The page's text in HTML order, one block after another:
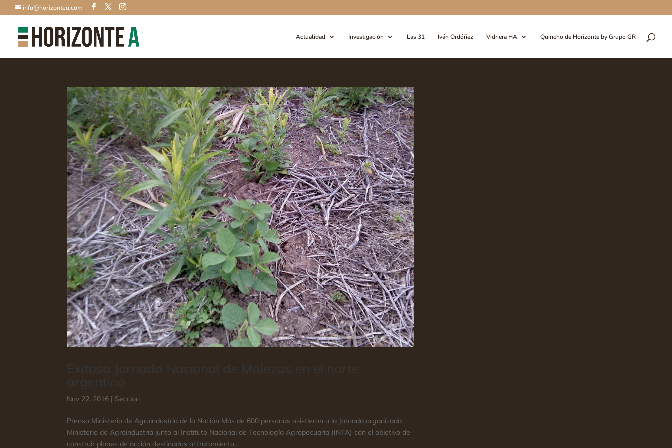
info@horizontea.com
Actualidad Investigación Las 31 Iván Ordóñez Vidriera HA Quincho de Horizonte by Grupo GR
Nov 22, 2016 | Seccion
Prensa Ministerio de Agroindustria de la Nación Más de 600 personas asistieron a la Jornada organizada
Ministerio de Agroindustria junto al Instituto Nacional de Tecnología Agropecuaria (INTA) con el objetivo de
construir planes de acción destinados al tratamiento...